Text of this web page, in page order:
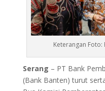
Keterangan Foto:
Serang – PT Bank
(Bank Banten) turut